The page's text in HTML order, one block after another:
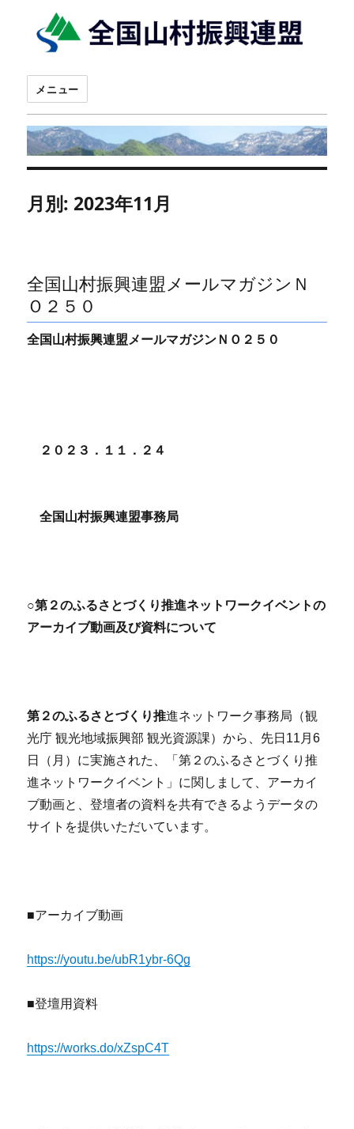
メニュー
月別: 2023年11月
全国山村振興連盟メールマガジンＮ
Ｏ２５０
全国山村振興連盟メールマガジンＮＯ２５０
２０２３．１１．２４
全国山村振興連盟事務局
○第２のふるさとづくり推進ネットワークイベントの
アーカイブ動画及び資料について
第２のふるさとづくり推進ネットワーク事務局（観
光庁 観光地域振興部 観光資源課）から、先日11月6
日（月）に実施された、「第２のふるさとづくり推
進ネットワークイベント」に関しまして、アーカイ
ブ動画と、登壇者の資料を共有できるようデータの
サイトを提供いただいています。
■アーカイブ動画
https://youtu.be/ubR1ybr-6Qg
■登壇用資料
https://works.do/xZspC4T